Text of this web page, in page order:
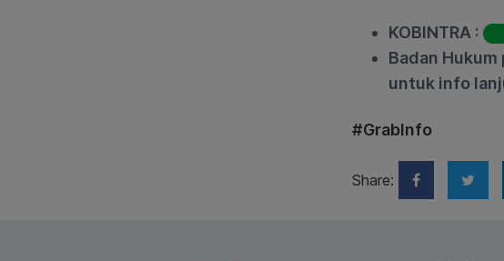
KOBINTRA :
Badan
untuk info
#GrabInfo
Share: